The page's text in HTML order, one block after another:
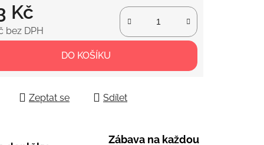
Kč
bez DPH
DO KOŠÍKU
Zeptat se Sdílet
Zábava na každou